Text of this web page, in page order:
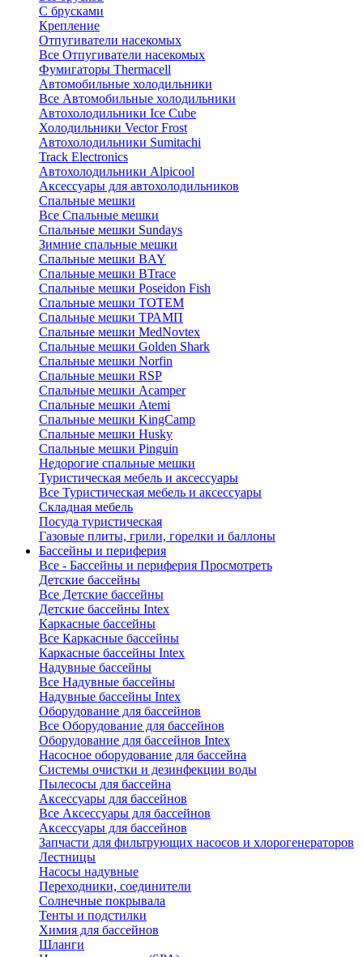
С брусками
Крепление
Отпугиватели насекомых
Все Отпугиватели насекомых
Фумигаторы Thermacell
Автомобильные холодильники
Все Автомобильные холодильники
Автохолодильники Ice Cube
Холодильники Vector Frost
Автохолодильники Sumitachi
Track Electronics
Автохолодильники Alpicool
Аксессуары для автохолодильников
Спальные мешки
Все Спальные мешки
Спальные мешки Sundays
Зимние спальные мешки
Спальные мешки BAY
Спальные мешки BTrace
Спальные мешки Poseidon Fish
Спальные мешки ТОТЕМ
Спальные мешки ТРАМП
Cпальные мешки MedNovtex
Спальные мешки Golden Shark
Спальные мешки Norfin
Спальные мешки RSP
Спальные мешки Acamper
Спальные мешки Atemi
Спальные мешки KingCamp
Спальные мешки Husky
Спальные мешки Pinguin
Недорогие спальные мешки
Туристическая мебель и аксессуары
Все Туристическая мебель и аксессуары
Складная мебель
Посуда туристическая
Газовые плиты, грили, горелки и баллоны
Бассейны и периферия
Все - Бассейны и периферия Просмотреть
Детские бассейны
Все Детские бассейны
Детские бассейны Intex
Каркасные бассейны
Все Каркасные бассейны
Каркасные бассейны Intex
Надувные бассейны
Все Надувные бассейны
Надувные бассейны Intex
Оборудование для бассейнов
Все Оборудование для бассейнов
Оборудование для бассейнов Intex
Насосное оборудование для бассейна
Системы очистки и дезинфекции воды
Пылесосы для бассейна
Аксессуары для бассейнов
Все Аксессуары для бассейнов
Аксессуары для бассейнов
Запчасти для фильтрующих насосов и хлорогенераторов
Лестницы
Насосы надувные
Переходники, соединители
Солнечные покрывала
Тенты и подстилки
Химия для бассейнов
Шланги